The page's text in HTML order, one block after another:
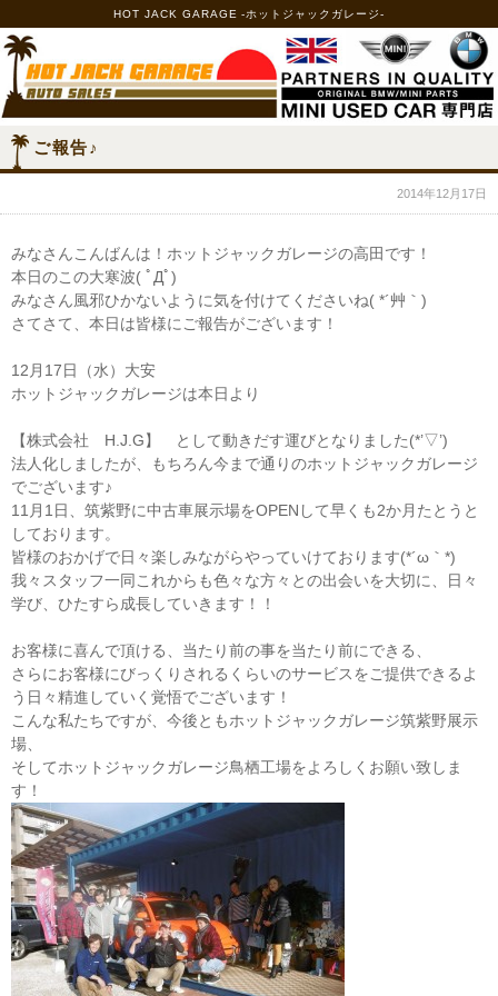
HOT JACK GARAGE -ホットジャックガレージ-
ご報告♪
2014年12月17日
みなさんこんばんは！ホットジャックガレージの高田です！
本日のこの大寒波( ﾟДﾟ)
みなさん風邪ひかないように気を付けてくださいね( *´艸｀)
さてさて、本日は皆様にご報告がございます！
12月17日（水）大安
ホットジャックガレージは本日より
【株式会社 H.J.G】 として動きだす運びとなりました(*’▽’)
法人化しましたが、もちろん今まで通りのホットジャックガレージ
でございます♪
11月1日、筑紫野に中古車展示場をOPENして早くも2か月たとうと
しております。
皆様のおかげで日々楽しみながらやっていけております(*´ω｀*)
我々スタッフ一同これからも色々な方々との出会いを大切に、日々
学び、ひたすら成長していきます！！
お客様に喜んで頂ける、当たり前の事を当たり前にできる、
さらにお客様にびっくりされるくらいのサービスをご提供できるよ
う日々精進していく覚悟でございます！
こんな私たちですが、今後ともホットジャックガレージ筑紫野展示
場、
そしてホットジャックガレージ鳥栖工場をよろしくお願い致しま
す！